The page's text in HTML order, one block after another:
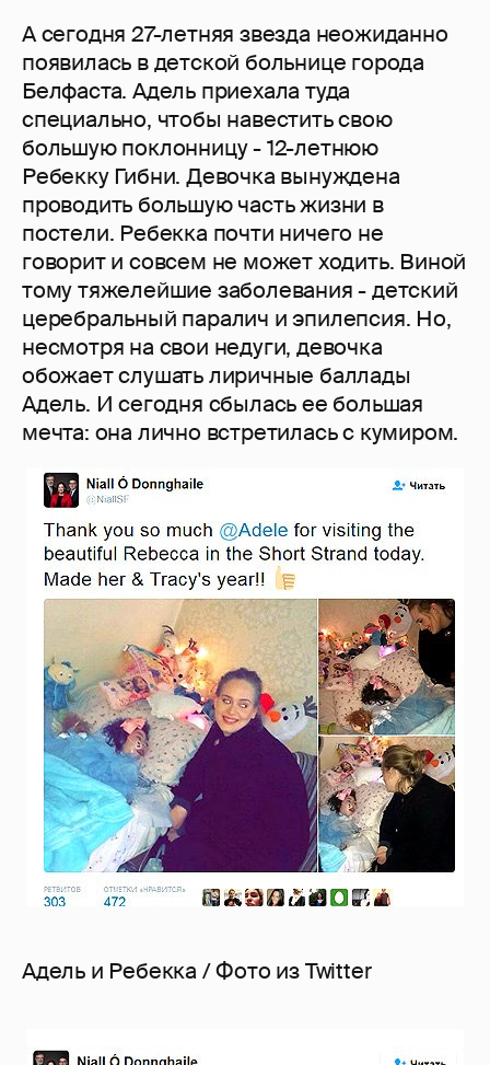
А сегодня 27-летняя звезда неожиданно
появилась в детской больнице города
Белфаста. Адель приехала туда
специально, чтобы навестить свою
большую поклонницу - 12-летнюю
Ребекку Гибни. Девочка вынуждена
проводить большую часть жизни в
постели. Ребекка почти ничего не
говорит и совсем не может ходить. Виной
тому тяжелейшие заболевания - детский
церебральный паралич и эпилепсия. Но,
несмотря на свои недуги, девочка
обожает слушать лиричные баллады
Адель. И сегодня сбылась ее большая
мечта: она лично встретилась с кумиром.
Адель и Ребекка / Фото из Twitter